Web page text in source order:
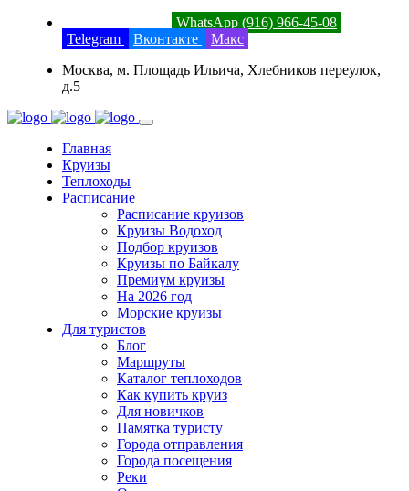
WhatsApp (916) 966-45-08
Telegram
Вконтакте
Макс
Москва, м. Площадь Ильича, Хлебников переулок,
д.5
Главная
Круизы
Теплоходы
Расписание
Расписание круизов
Круизы Водоход
Подбор круизов
Круизы по Байкалу
Премиум круизы
На 2026 год
Морские круизы
Для туристов
Блог
Маршруты
Каталог теплоходов
Как купить круиз
Для новичков
Памятка туристу
Города отправления
Города посещения
Реки